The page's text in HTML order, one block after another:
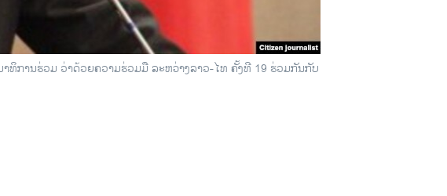
ທິການ​ຮ່ວມ ວ່າ​ດ້ວຍ​ຄວາມ​ຮ່ວມ​ມື​ ລະຫວ່າງ​ລາວ-​ໄທ ​ຄັ້ງທີ 19 ຮ່ວມ​ກັນກັບ